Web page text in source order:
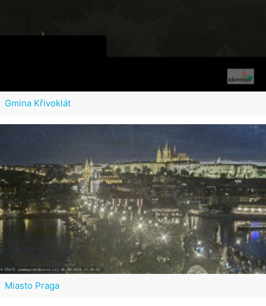
Gmina Křivoklát
Miasto Praga